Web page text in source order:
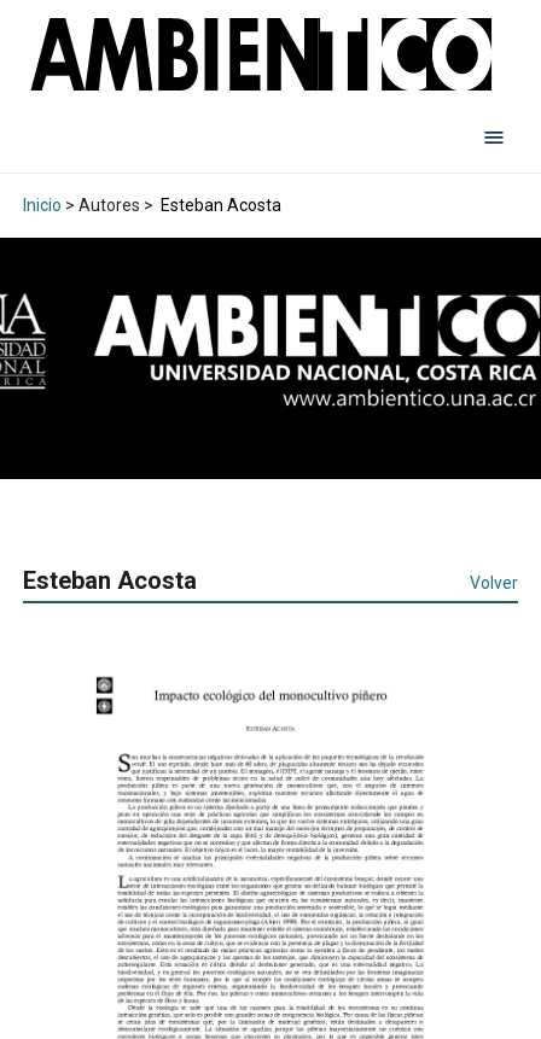
Inicio > Autores > Esteban Acosta
Esteban Acosta Volver